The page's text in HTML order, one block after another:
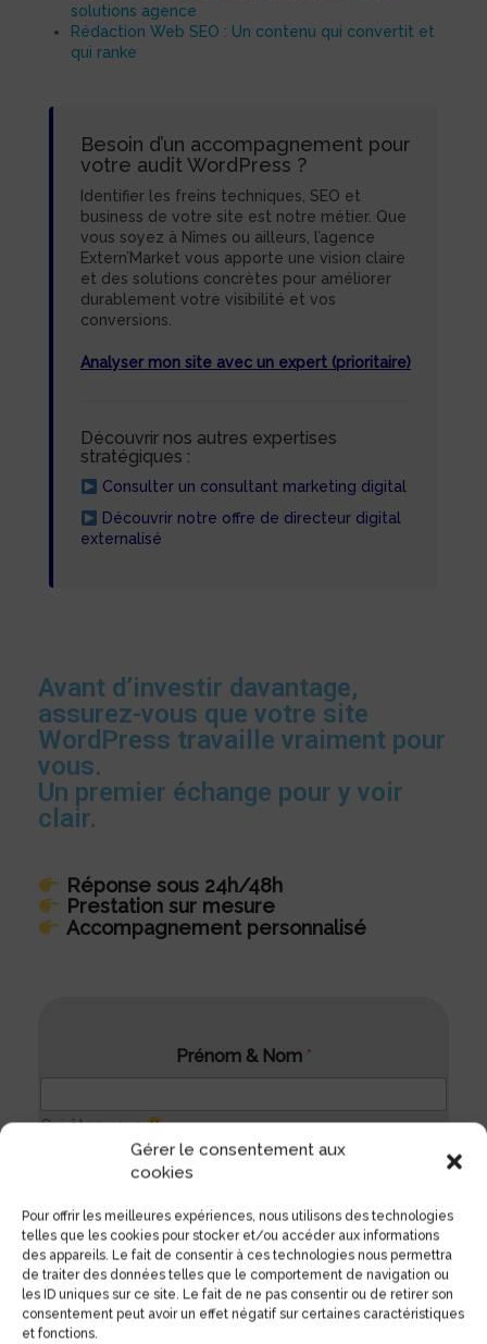
Gérer le consentement aux
cookies
Pour offrir les meilleures expériences, nous utilisons des technologies
telles que les cookies pour stocker et/ou accéder aux informations
des appareils. Le fait de consentir à ces technologies nous permettra
de traiter des données telles que le comportement de navigation ou
les ID uniques sur ce site. Le fait de ne pas consentir ou de retirer son
consentement peut avoir un effet négatif sur certaines caractéristiques
et fonctions.
solutions agence
Rédaction Web SEO : Un contenu qui convertit et
qui ranke
Besoin d’un accompagnement pour
votre audit WordPress ?
Identifier les freins techniques, SEO et
business de votre site est notre métier. Que
vous soyez à Nîmes ou ailleurs, l’agence
Extern’Market vous apporte une vision claire
et des solutions concrètes pour améliorer
durablement votre visibilité et vos
conversions.
Analyser mon site avec un expert (prioritaire)
Découvrir nos autres expertises
stratégiques :
Consulter un consultant marketing digital
Découvrir notre offre de directeur digital
externalisé
Avant d’investir davantage,
assurez-vous que votre site
WordPress travaille vraiment pour
vous.
Un premier échange pour y voir
clair.
Réponse sous 24h/48h
Prestation sur mesure
Accompagnement personnalisé
Prénom & Nom *
Qui êtes vous
Vérification de la société avant appel
Suivant